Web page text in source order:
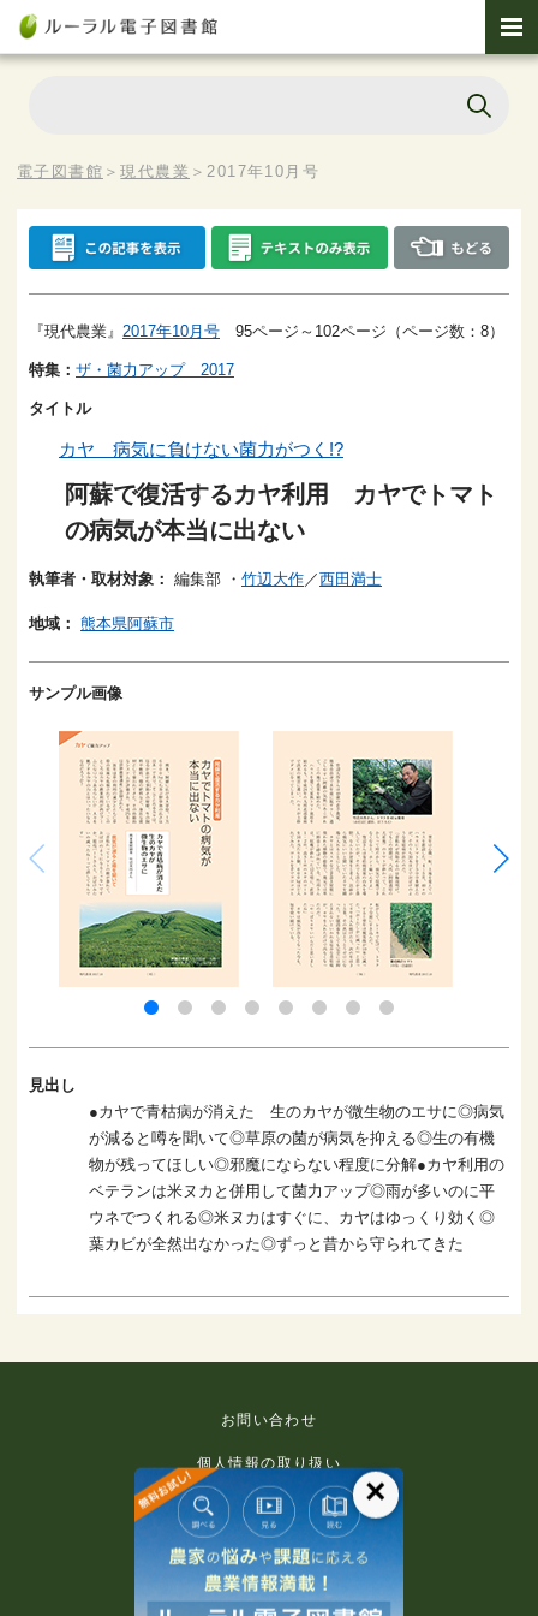
電子図書館 ＞現代農業 ＞2017年10月号
『現代農業』 2017年10月号 95ページ～102ページ（ページ数：8）
特集： ザ・菌力アップ 2017
タイトル
カヤ 病気に負けない菌力がつく!?
阿蘇で復活するカヤ利用 カヤでトマト
の病気が本当に出ない
執筆者・取材対象： 編集部 ・ 竹辺大作 ／西田満士
地域： 熊本県阿蘇市
サンプル画像
見出し
●カヤで青枯病が消えた 生のカヤが微生物のエサに◎病気
が減ると噂を聞いて◎草原の菌が病気を抑える◎生の有機
物が残ってほしい◎邪魔にならない程度に分解●カヤ利用の
ベテランは米ヌカと併用して菌力アップ◎雨が多いのに平
ウネでつくれる◎米ヌカはすぐに、カヤはゆっくり効く◎
葉カビが全然出なかった◎ずっと昔から守られてきた
お問い合わせ
個人情報の取り扱い
免責事項
利用規約
推奨環境
×